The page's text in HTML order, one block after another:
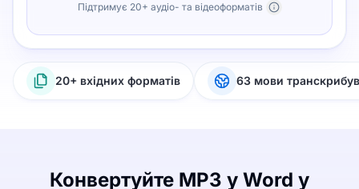
Підтримує 20+ аудіо- та відеоформатів
20+ вхідних форматів 63 мови
Конвертуйте MP3 у Word у